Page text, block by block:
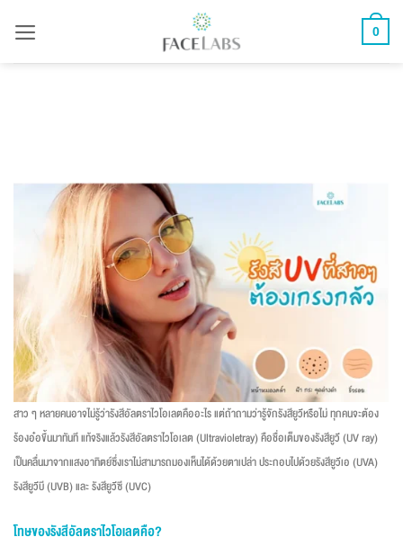
0
สาว ๆ หลายคนอาจไม่รู้ว่ารังสีอัลตราไวโอเลตคืออะไร แต่ถ้าถามว่ารู้จักรังสียูวีหรือไม่ ทุกคนจะต้อง
ร้องอ๋อขึ้นมาทันที แท้จริงแล้วรังสีอัลตราไวโอเลต (Ultravioletray) คือชื่อเต็มของรังสียูวี (UV ray)
เป็นคลื่นมาจากแสงอาทิตย์ซึ่งเราไม่สามารถมองเห็นได้ด้วยตาเปล่า ประกอบไปด้วยรังสียูวีเอ (UVA)
รังสียูวีบี (UVB) และ รังสียูวีซี (UVC)
โทษของรังสีอัลตราไวโอเลตคือ?